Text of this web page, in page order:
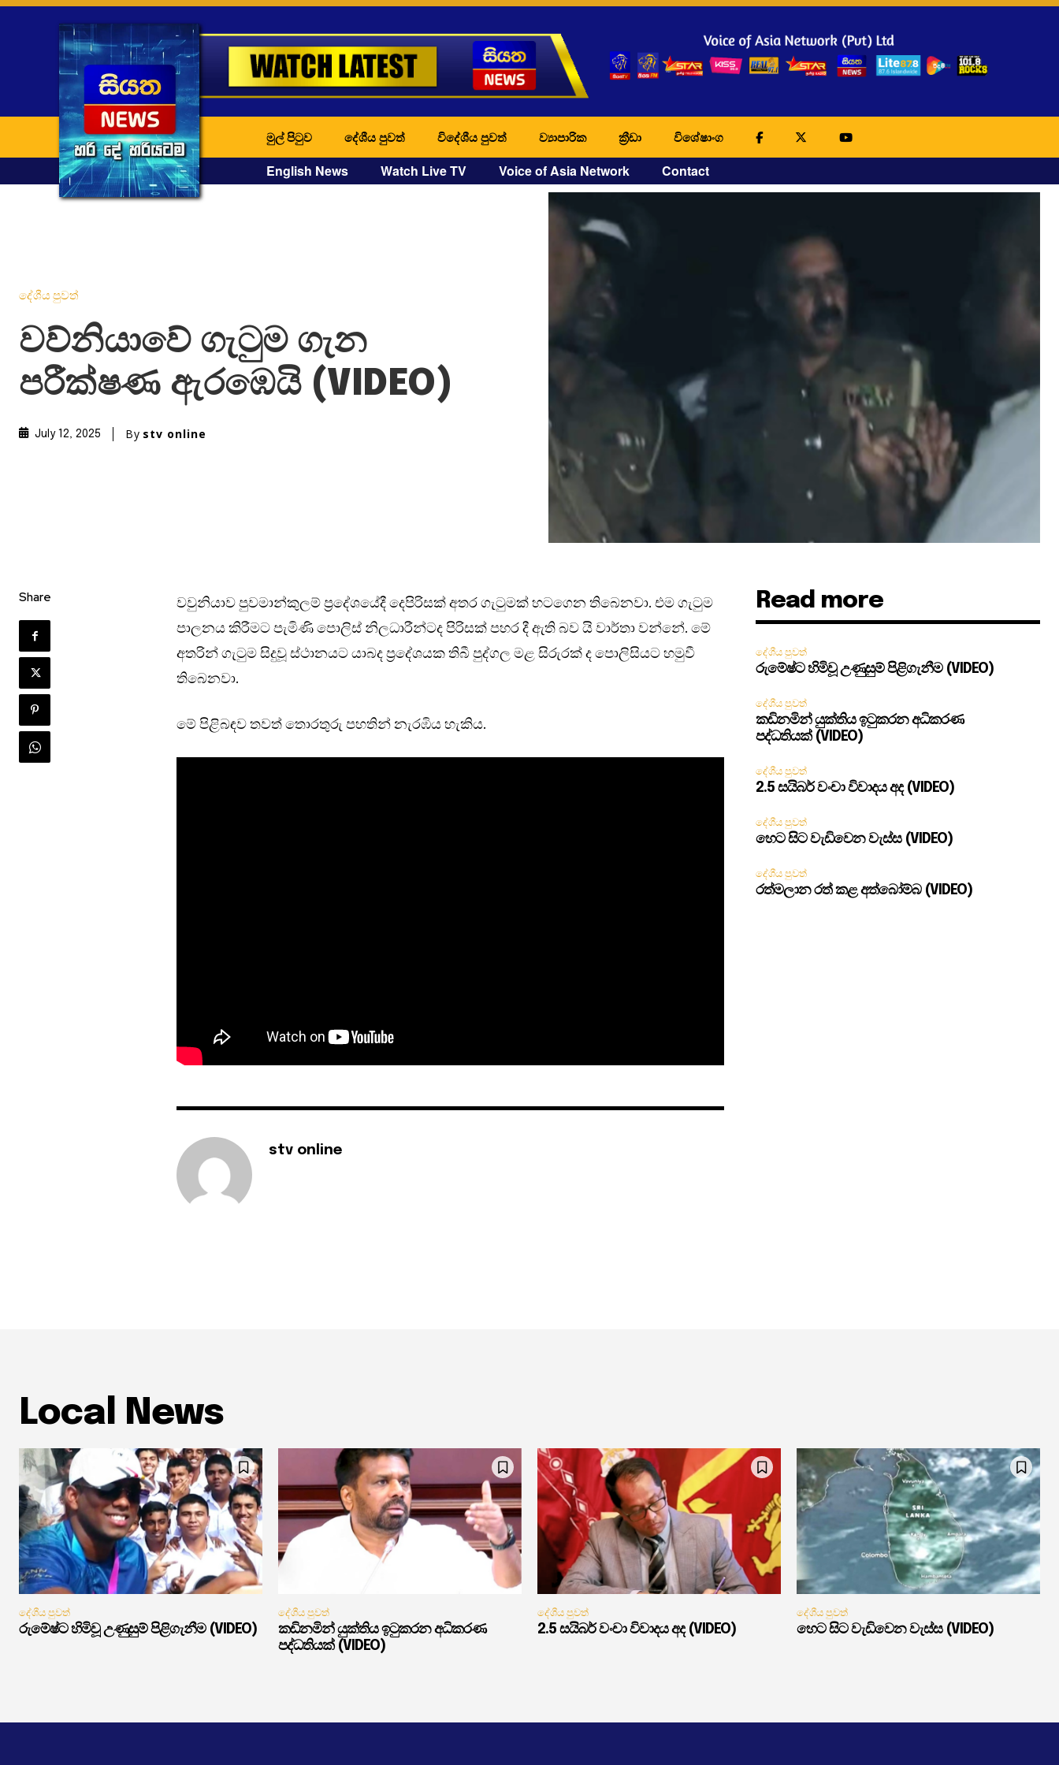
මුල් පිටුව දේශීය පුවත් විදේශීය පුවත් ව්‍යාපාරික ක්‍රීඩා විශේෂාංග
English News Watch Live TV Voice of Asia Network Contact
දේශීය පුවත්
වව්නියාවේ ගැටුම ගැන
පරීක්ෂණ ඇරඹෙයි (VIDEO)
July 12, 2025 By stv online
Share
වවුනියාව පුවමාන්කුලම් ප්‍රදේශයේදී දෙපිරිසක් අතර ගැටුමක් හටගෙන තිබෙනවා. එම ගැටුම
පාලනය කිරීමට පැමිණි පොලිස් නිලධාරීන්ටද පිරිසක් පහර දී ඇති බව යි වාර්තා වන්නේ. මේ
අතරින් ගැටුම සිදුවූ ස්ථානයට යාබද ප්‍රදේශයක තිබී පුද්ගල මළ සිරුරක් ද පොලිසියට හමුවී
තිබෙනවා.
මේ පිළිබඳව තවත් තොරතුරු පහතින් නැරඹිය හැකිය.
stv online
Read more
දේශීය පුවත්
රුමේෂ්ට හිමිවූ උණුසුම් පිළිගැනීම (VIDEO)
දේශීය පුවත්
කඩිනමින් යුක්තිය ඉටුකරන අධිකරණ
පද්ධතියක් (VIDEO)
දේශීය පුවත්
2.5 සයිබර් වංචා විවාදය අද (VIDEO)
දේශීය පුවත්
හෙට සිට වැඩිවෙන වැස්ස (VIDEO)
දේශීය පුවත්
රත්මලාන රත් කළ අත්බෝම්බ (VIDEO)
Local News
දේශීය පුවත්
රුමේෂ්ට හිමිවූ උණුසුම් පිළිගැනීම (VIDEO)
දේශීය පුවත්
කඩිනමින් යුක්තිය ඉටුකරන අධිකරණ
පද්ධතියක් (VIDEO)
දේශීය පුවත්
2.5 සයිබර් වංචා විවාදය අද (VIDEO)
දේශීය පුවත්
හෙට සිට වැඩිවෙන වැස්ස (VIDEO)